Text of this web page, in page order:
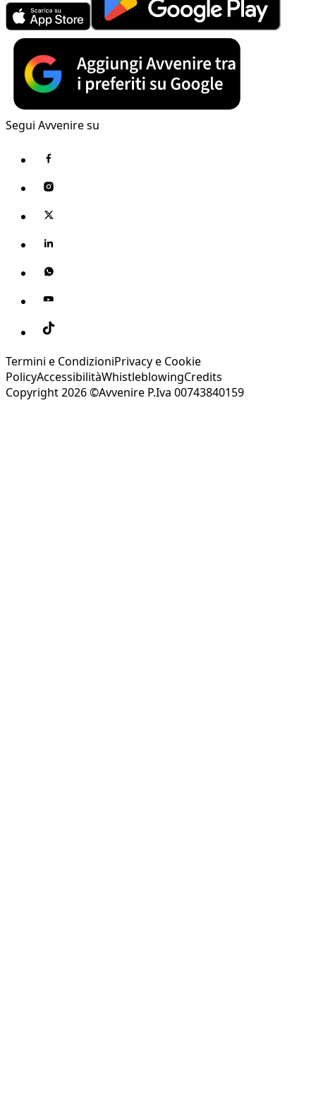
Segui Avvenire su
Termini e CondizioniPrivacy e Cookie
PolicyAccessibilitàWhistleblowingCredits
Copyright 2026 ©Avvenire P.Iva 00743840159